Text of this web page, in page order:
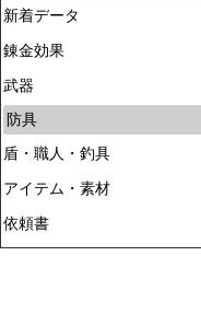
新着データ
錬金効果
武器
防具
盾・職人・釣具
アイテム・素材
依頼書